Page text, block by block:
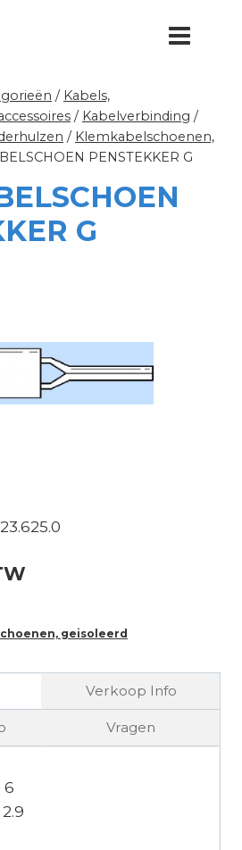
/ Kabels,
/ Kabelverbinding /
/ Klemkabelschoenen,
PENSTEKKER G
G
geisoleerd
Verkoop Info
Vragen
6